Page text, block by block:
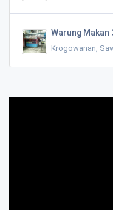
Warung Makan
Krogowanan,